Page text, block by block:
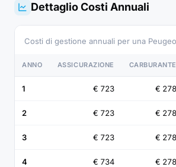
Dettaglio Costi Annuali
Costi di gestione annuali per una
ANNO ASSICURAZIONE CARBURANTE
1 € 723 € 278
2 € 723 € 278
3 € 723 € 278
4 € 734 € 278